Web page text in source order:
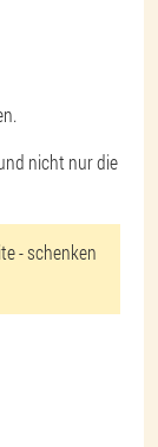
nicht nur die
- schenken